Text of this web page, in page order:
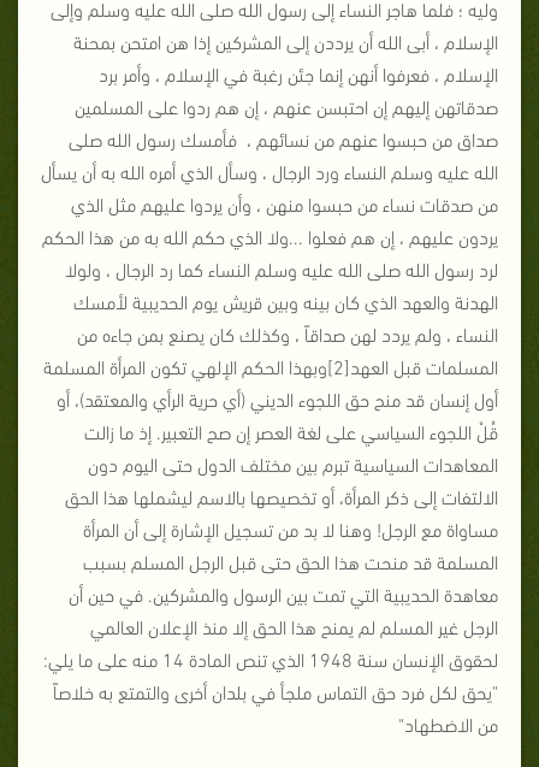
وليه ؛ فلما هاجر النساء إلى رسول الله صلى الله عليه وسلم وإلى
الإسلام ، أبى الله أن يرددن إلى المشركين إذا هن امتحن بمحنة
الإسلام ، فعرفوا أنهن إنما جئن رغبة في الإسلام ، وأمر برد
صدقاتهن إليهم إن احتبسن عنهم ، إن هم ردوا على المسلمين
صداق من حبسوا عنهم من نسائهم ، فأمسك رسول الله صلى
الله عليه وسلم النساء ورد الرجال ، وسأل الذي أمره الله به أن يسأل
من صدقات نساء من حبسوا منهن ، وأن يردوا عليهم مثل الذي
يردون عليهم ، إن هم فعلوا ‏...ولا الذي حكم الله به من هذا الحكم
لرد رسول الله صلى الله عليه وسلم النساء كما رد الرجال ، ولولا
الهدنة والعهد الذي كان بينه وبين قريش يوم الحديبية لأمسك
النساء ، ولم يردد لهن صداقاً ، وكذلك كان يصنع بمن جاءه من
المسلمات قبل العهد‏[2]وبهذا الحكم الإلهي تكون المرأة المسلمة
أول إنسان قد منح حق اللجوء الديني (أي حرية الرأي والمعتقد)، أو
قُلْ اللجوء السياسي على لغة العصر إن صح التعبير. إذ ما زالت
المعاهدات السياسية تبرم بين مختلف الدول حتى اليوم دون
الالتفات إلى ذكر المرأة، أو تخصيصها بالاسم ليشملها هذا الحق
مساواة مع الرجل! وهنا لا بد من تسجيل الإشارة إلى أن المرأة
المسلمة قد منحت هذا الحق حتى قبل الرجل المسلم بسبب
معاهدة الحديبية التي تمت بين الرسول والمشركين. في حين أن
الرجل غير المسلم لم يمنح هذا الحق إلا منذ الإعلان العالمي
لحقوق الإنسان سنة 1948 الذي تنص المادة 14 منه على ما يلي:
"يحق لكل فرد حق التماس ملجأ في بلدان أخرى والتمتع به خلاصاً
من الاضطهاد"